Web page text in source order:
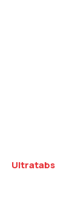
Ultratabs